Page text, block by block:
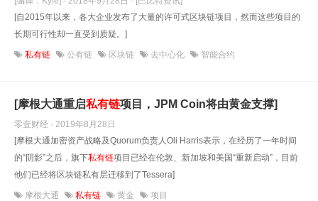
[自2015年以来，各大企业发布了大量的许可式区块链项目，然而这些项目的
长期可行性却一直受到质疑。]
私有链 公有链 区块链 去中心化 智能合约
[摩根大通重启私有链项目，JPM Coin将由黄金支撑]
零壹财经 · 2019年8月28日
[摩根大通加密资产战略及Quorum负责人Oli Harris表示，在经历了一年时间
的“阴影”之后，旗下私有链项目已经在伦敦、新加坡和美国“重新启动”，目前
他们已经将区块链私有层迁移到了Tessera]
摩根大通 私有链 黄金 项目